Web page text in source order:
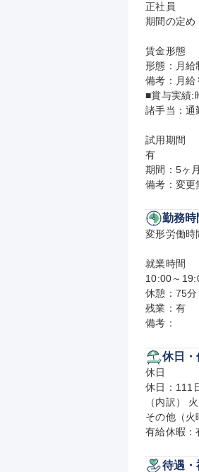
正社員
期間の定め
賃金形態
形態：月給
備考：月
■賞与実績:
諸手当：通
試用期間
有
期間：5ヶ月
備考：変更
勤務時
変形労働時
就業時間
10:00～
休憩：75分
残業：有
備考：
休日・
休日
休日：111
（内訳）
その他（火
有給休暇：
待遇・